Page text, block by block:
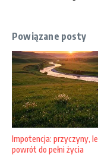
Powiązane posty
Impotencja: przyczyny,
powrót do pełni życia